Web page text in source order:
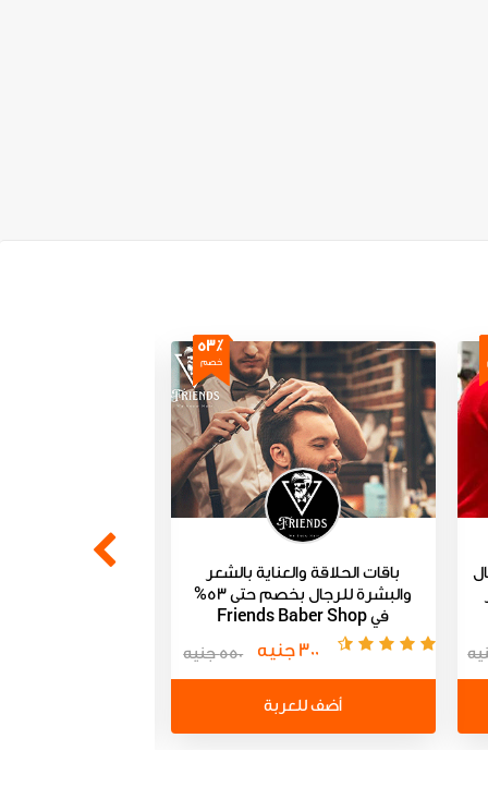
53٪
خصم
باقات الحلاقة والعناية بالشعر
والبشرة للرجال بخصم حتى 53%
في Friends Baber Shop
300 جنيه 550 جنيه
أضف للعربة
باقات حلاقة